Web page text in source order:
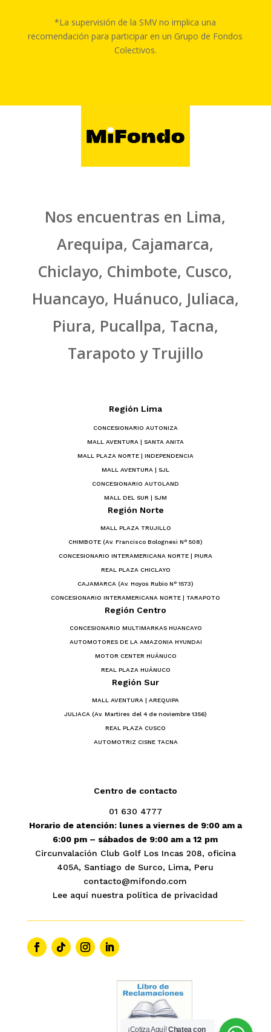
*La supervisión de la SMV no implica una
recomendación para participar en un Grupo de Fondos
Colectivos.
Nos encuentras en Lima,
Arequipa, Cajamarca,
Chiclayo, Chimbote, Cusco,
Huancayo, Huánuco, Juliaca,
Piura, Pucallpa, Tacna,
Tarapoto y Trujillo
Región Lima
CONCESIONARIO AUTONIZA
MALL AVENTURA | SANTA ANITA
MALL PLAZA NORTE | INDEPENDENCIA
MALL AVENTURA | SJL
CONCESIONARIO AUTOLAND
MALL DEL SUR | SJM
Región Norte
MALL PLAZA TRUJILLO
CHIMBOTE (Av. Francisco Bolognesi N° 508)
CONCESIONARIO INTERAMERICANA NORTE | PIURA
REAL PLAZA CHICLAYO
CAJAMARCA (Av. Hoyos Rubio N° 1573)
CONCESIONARIO INTERAMERICANA NORTE | TARAPOTO
Región Centro
CONCESIONARIO MULTIMARKAS HUANCAYO
AUTOMOTORES DE LA AMAZONIA HYUNDAI
MOTOR CENTER HUÁNUCO
REAL PLAZA HUÁNUCO
Región Sur
MALL AVENTURA | AREQUIPA
JULIACA (Av. Martires del 4 de noviembre 1356)
REAL PLAZA CUSCO
AUTOMOTRIZ CISNE TACNA
Centro de contacto
01 630 4777
Horario de atención: lunes a viernes de 9:00 am a
6:00 pm – sábados de 9:00 am a 12 pm
Circunvalación Club Golf Los Incas 208, oficina
405A, Santiago de Surco, Lima, Peru
contacto@mifondo.com
Lee aquí nuestra política de privacidad
¡Cotiza Aquí!Chatea con